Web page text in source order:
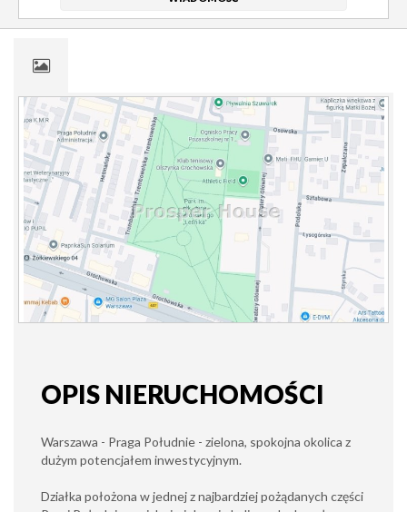
OPIS NIERUCHOMOŚCI
Warszawa - Praga Południe - zielona, spokojna okolica z
dużym potencjałem inwestycyjnym.
Działka położona w jednej z najbardziej pożądanych części